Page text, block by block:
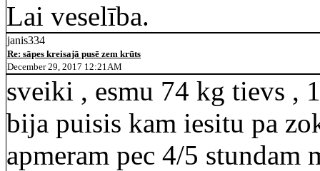
Lai veselība.
janis334
Re: sāpes kreisajā pusē zem krūts
December 29, 2017 12:21AM
sveiki , esmu 74 kg tievs ,
bija puisis kam iesitu pa
apmeram pec 4/5